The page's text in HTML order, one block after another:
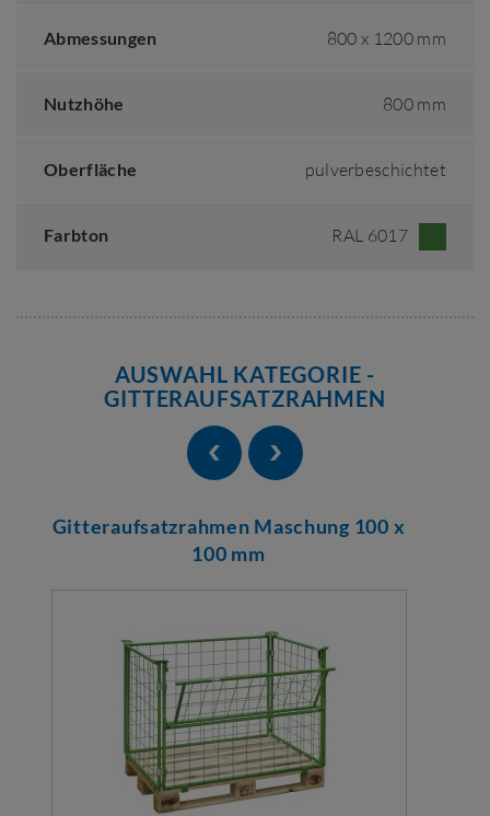
Abmessungen 800 x 1200 mm
Nutzhöhe 800 mm
Oberfläche pulverbeschichtet
Farbton RAL 6017
AUSWAHL KATEGORIE -
GITTERAUFSATZRAHMEN
Gitteraufsatzrahmen Maschung 100 x
100 mm